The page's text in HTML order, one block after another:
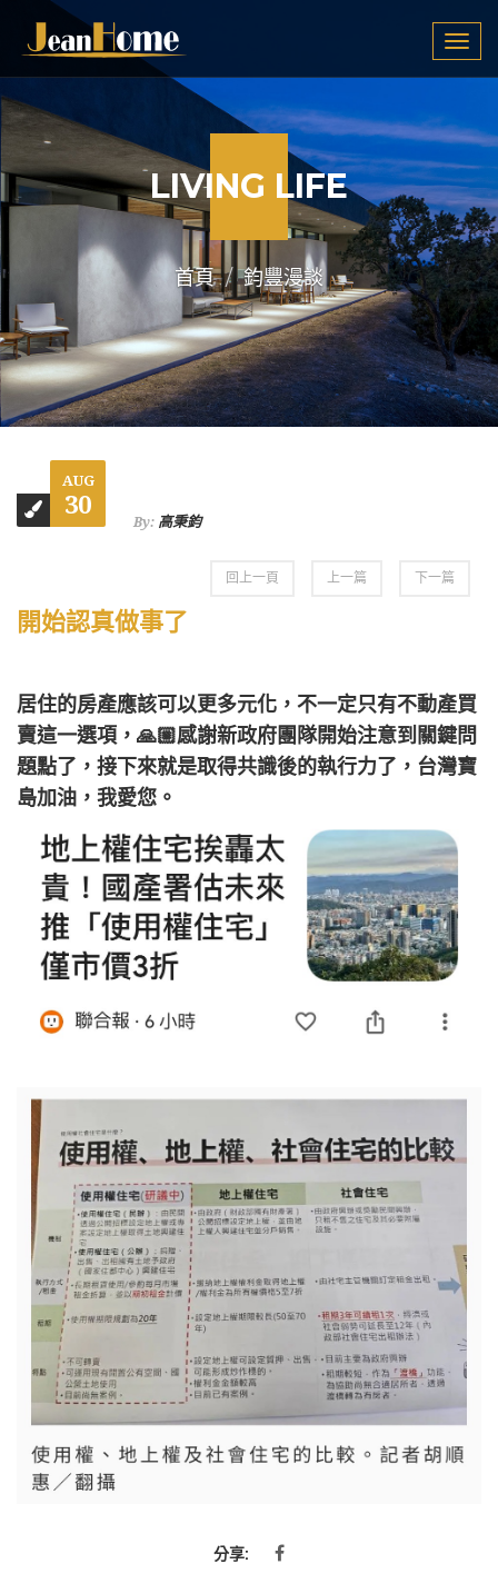
LIVING LIFE
首頁 鈞豐漫談
AUG
30
By: 高秉鈞
回上一頁 上一篇 下一篇
開始認真做事了
居住的房產應該可以更多元化，不一定只有不動產買
賣這一選項，🙏🏼感謝新政府團隊開始注意到關鍵問
題點了，接下來就是取得共識後的執行力了，台灣寶
島加油，我愛您。
分享: